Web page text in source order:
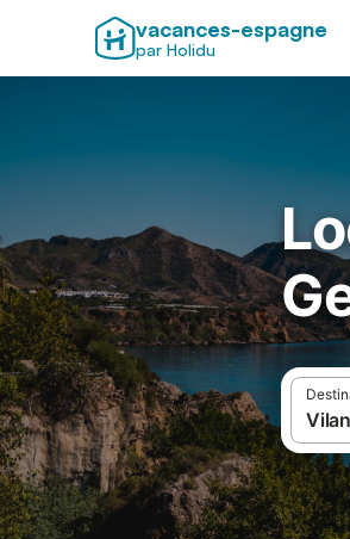
vacances-espagne
par Holidu